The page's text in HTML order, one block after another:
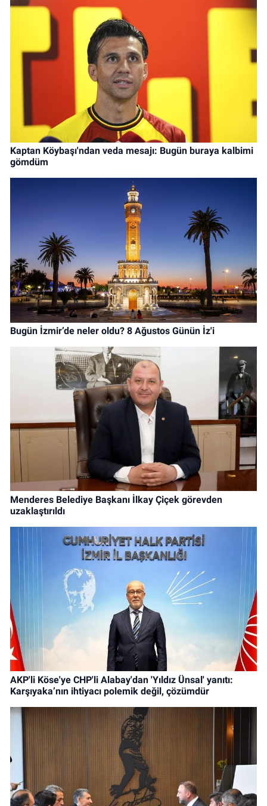
Kaptan Köybaşı'ndan veda mesajı: Bugün buraya kalbimi
gömdüm
Bugün İzmir’de neler oldu? 8 Ağustos Günün İz'i
Menderes Belediye Başkanı İlkay Çiçek görevden
uzaklaştırıldı
AKP'li Köse'ye CHP'li Alabay'dan 'Yıldız Ünsal' yanıtı:
Karşıyaka’nın ihtiyacı polemik değil, çözümdür